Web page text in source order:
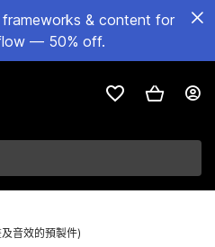
& content for
— 50% off.
音效的預製件)